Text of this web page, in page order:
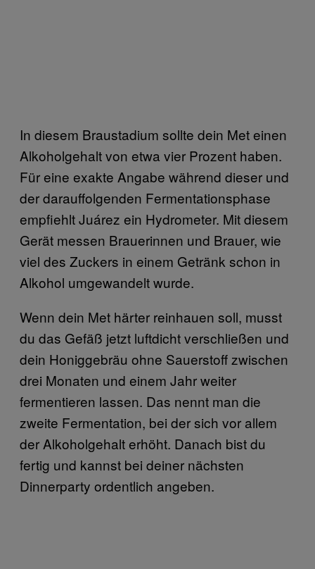
In diesem Braustadium sollte dein Met einen
Alkoholgehalt von etwa vier Prozent haben.
Für eine exakte Angabe während dieser und
der darauffolgenden Fermentationsphase
empfiehlt Juárez ein Hydrometer. Mit diesem
Gerät messen Brauerinnen und Brauer, wie
viel des Zuckers in einem Getränk schon in
Alkohol umgewandelt wurde.
Wenn dein Met härter reinhauen soll, musst
du das Gefäß jetzt luftdicht verschließen und
dein Honiggebräu ohne Sauerstoff zwischen
drei Monaten und einem Jahr weiter
fermentieren lassen. Das nennt man die
zweite Fermentation, bei der sich vor allem
der Alkoholgehalt erhöht. Danach bist du
fertig und kannst bei deiner nächsten
Dinnerparty ordentlich angeben.